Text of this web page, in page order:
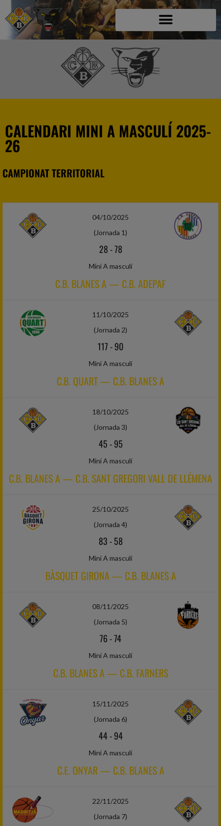
CALENDARI MINI A MASCULÍ 2025-
26
CAMPIONAT TERRITORIAL
04/10/2025
(Jornada 1)
28-78
Mini A masculí
C.B. BLANES A — C.B. ADEPAF
11/10/2025
(Jornada 2)
117-90
Mini A masculí
C.B. QUART — C.B. BLANES A
18/10/2025
(Jornada 3)
45-95
Mini A masculí
C.B. BLANES A — C.B. SANT GREGORI VALL DE LLÉMENA
25/10/2025
(Jornada 4)
83-58
Mini A masculí
BÀSQUET GIRONA — C.B. BLANES A
08/11/2025
(Jornada 5)
76-74
Mini A masculí
C.B. BLANES A — C.B. FARNERS
15/11/2025
(Jornada 6)
44-94
Mini A masculí
C.E. ONYAR — C.B. BLANES A
22/11/2025
(Jornada 7)